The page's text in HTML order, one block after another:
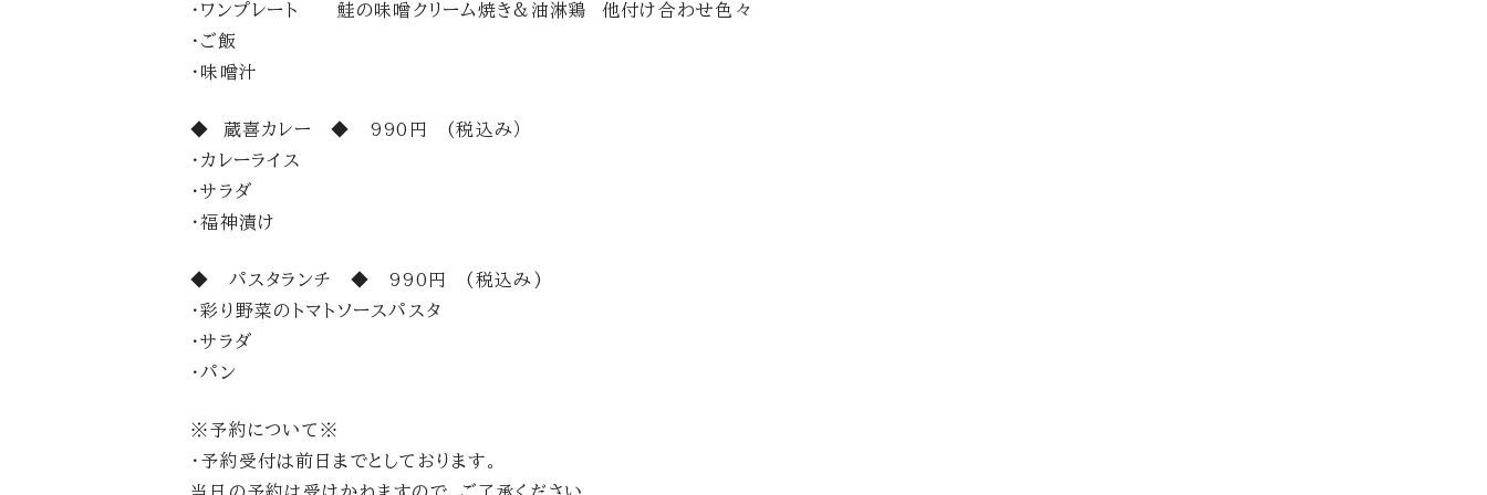
・ワンプレート 鮭の味噌クリーム焼き&油淋鶏 他付け合わせ色々
・ご飯
・味噌汁
◆ 蔵喜カレー ◆ 990円 (税込み）
・カレーライス
・サラダ
・福神漬け
◆ パスタランチ ◆ 990円 (税込み)
・彩り野菜のトマトソースパスタ
・サラダ
・パン
※予約について※
・予約受付は前日までとしております。
当日の予約は受けかねますので、ご了承ください。